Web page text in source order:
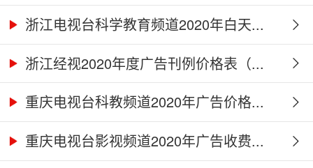
浙江电视台科学教育频道2020年白天...
浙江经视2020年度广告刊例价格表（...
重庆电视台科教频道2020年广告价格...
重庆电视台影视频道2020年广告收费...